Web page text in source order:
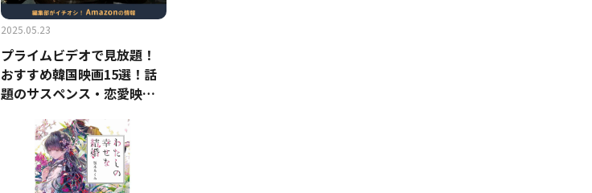
2025.05.23
プライムビデオで見放題！
おすすめ韓国映画15選！話
題のサスペンス・恋愛映画